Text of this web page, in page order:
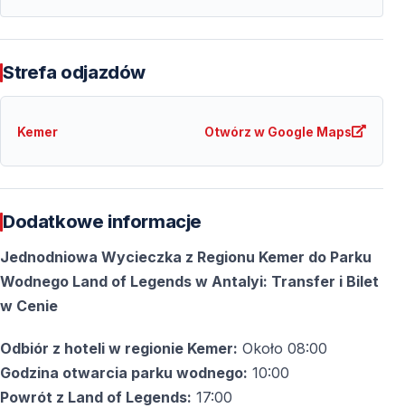
Strefa odjazdów
Kemer Otwórz w Google Maps
Dodatkowe informacje
Jednodniowa Wycieczka z Regionu Kemer do Parku
Wodnego Land of Legends w Antalyi: Transfer i Bilet
w Cenie
Odbiór z hoteli w regionie Kemer: Około 08:00
Godzina otwarcia parku wodnego: 10:00
Powrót z Land of Legends: 17:00